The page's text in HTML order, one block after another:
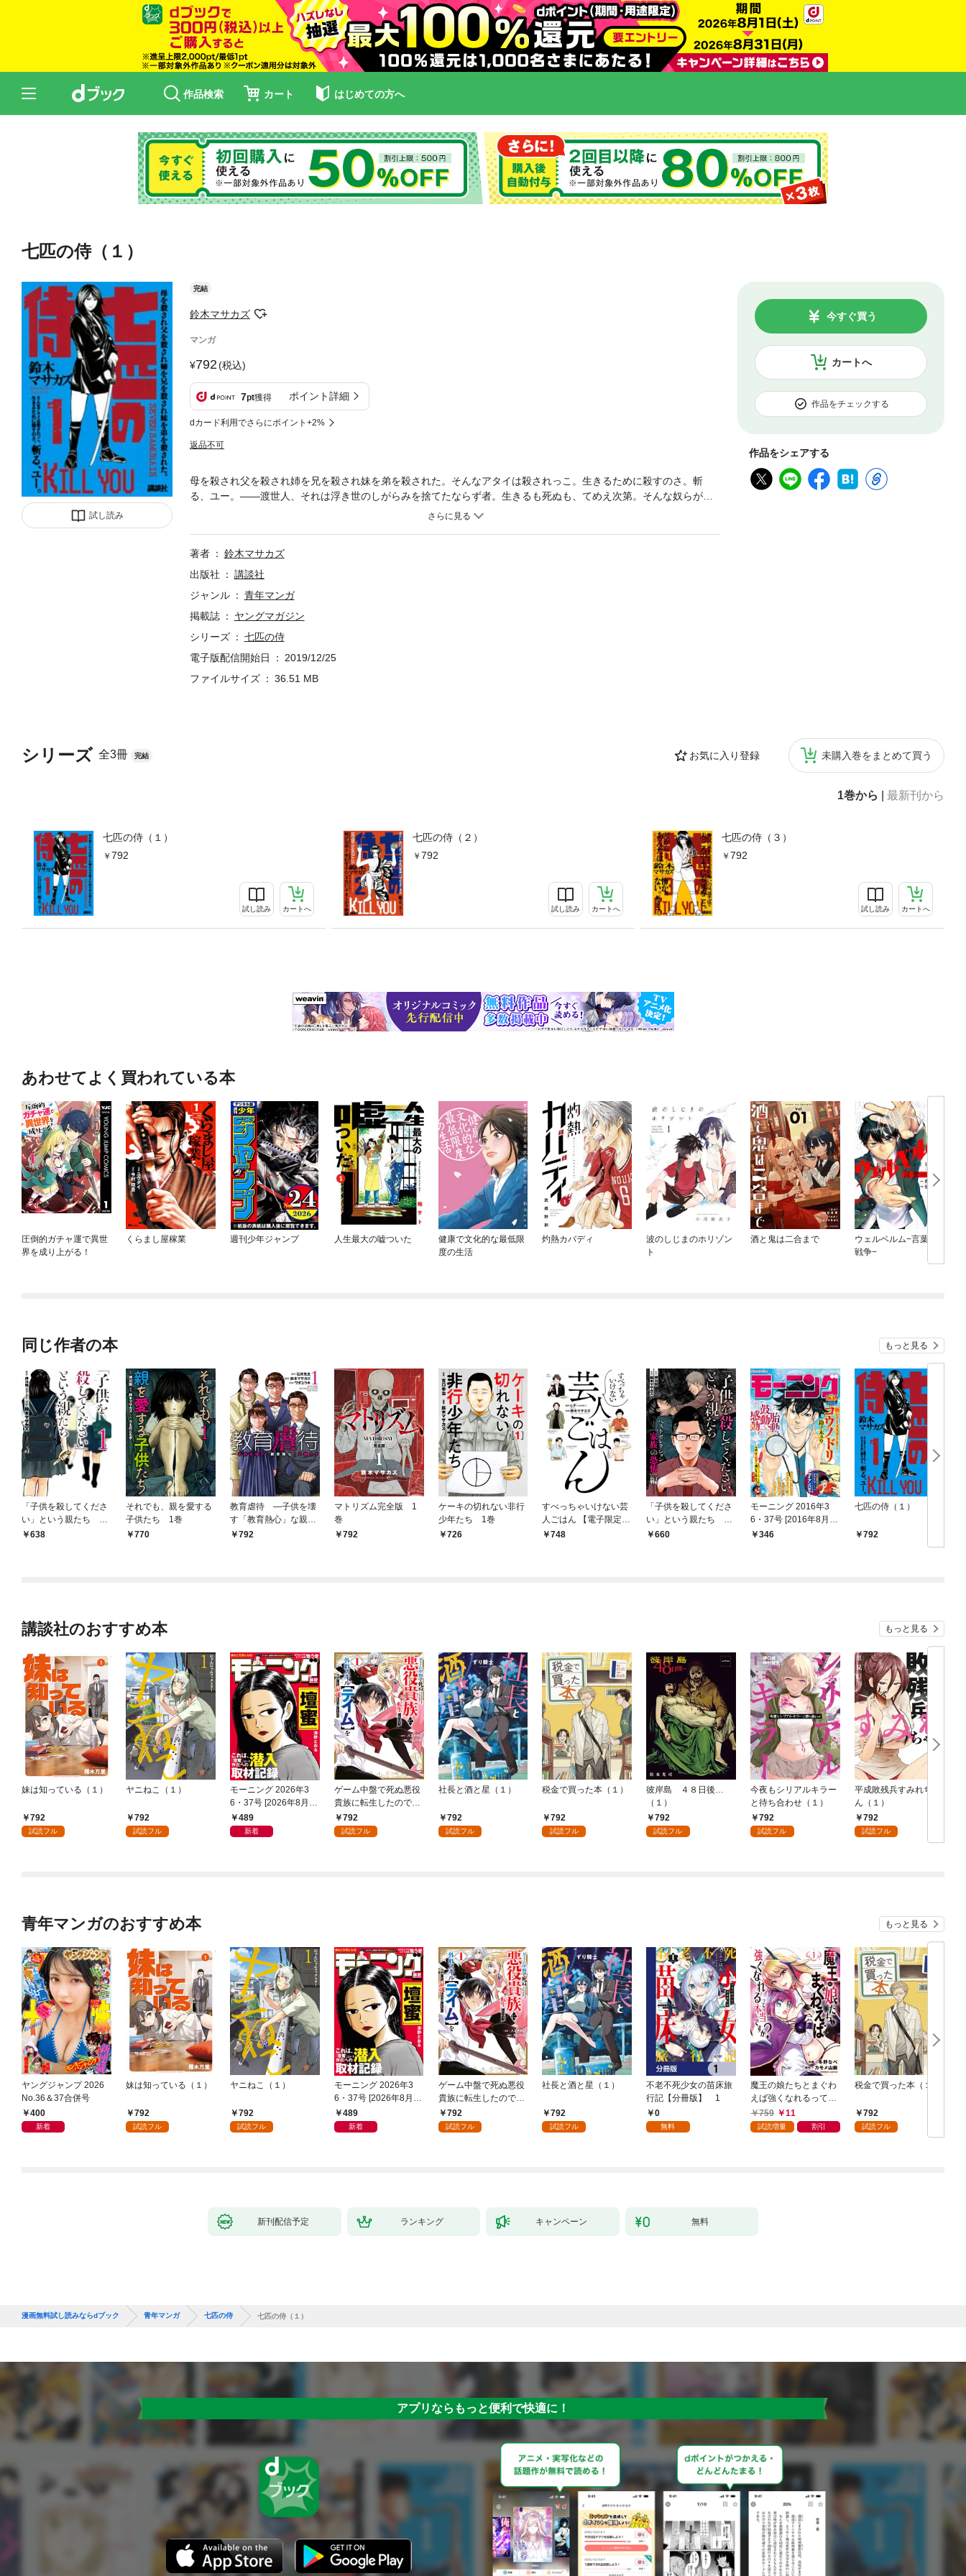
作品検索 カート はじめての方へ
七匹の侍（１）
試し読み
完結
鈴木マサカズ
マンガ
792(税込)
7pt獲得 ポイント詳細
dカード利用でさらにポイント+2%
返品不可
カートへ
今すぐ買う
作品をチェックする
作品をシェアする
シリーズ 全3冊 完結 お気に入り登録 未購入巻をまとめて買う
1巻から 最新刊から
七匹の侍（１）
792
試し読み カートへ
七匹の侍（２）
792
試し読み カートへ
七匹の侍（３）
792
試し読み カートへ
母を殺され父を殺され姉を兄を殺され妹を弟を殺された。そんなアタイは殺されっこ。生きるために殺すのさ。斬
る、ユー。――渡世人、それは浮き世のしがらみを捨てたならず者。生きるも死ぬも、てめえ次第。そんな奴らが跳
梁跋扈（ちょうりょうばっこ）した江戸後期に名を馳せた、極悪非道の女渡世人・宵闇（よいやみ）のお紺（こ
著者
鈴木マサカズ
出版社
講談社
ジャンル
青年マンガ
掲載誌
ヤングマガジン
シリーズ
七匹の侍
電子版配信開始日
2019/12/25
ファイルサイズ
36.51 MB
あわせてよく買われている本
圧倒的ガチャ運で異世
界を成り上がる！
くらまし屋稼業 週刊少年ジャンプ 人生最大の嘘ついた
健康で文化的な最低限
度の生活
灼熱カバディ
波のしじまのホリゾン
ト
酒と鬼は二合まで
ウェルベルム−言葉の
戦争−
同じ作者の本 もっと見る
「子供を殺してくださ
い」という親たち 1
巻638
それでも、親を愛する
子供たち 1巻
770
教育虐待 —子供を壊
す「教育熱心」な親た
ち 1巻
792
マトリズム完全版 1
巻
792
ケーキの切れない非行
少年たち 1巻
726
すべっちゃいけない芸
人ごはん 【電子限定お
まけ付き】
748
「子供を殺してくださ
い」という親たち ベ
ストセレクションーー
660
モーニング 2016年3
6・37号 [2016年8月4
日発売]
346
七匹の侍（１）
792
講談社のおすすめ本 もっと見る
妹は知っている（１）
792
試読フル
ヤニねこ（１）
792
試読フル
モーニング 2026年3
6・37号 [2026年8月6
日発売]
489
新着
ゲーム中盤で死ぬ悪役
貴族に転生したので、
外れスキル【テイム】
を駆使して最強を目指
792
試読フル
社長と酒と星（１）
792
試読フル
税金で買った本（１）
792
試読フル
彼岸島 ４８日後…
（１）
792
試読フル
今夜もシリアルキラー
と待ち合わせ（１）
792
試読フル
平成敗残兵すみれちゃ
ん（１）
792
試読フル
青年マンガのおすすめ本 もっと見る
ヤングジャンプ 2026
No.36＆37合併号
400
新着
妹は知っている（１）
792
試読フル
ヤニねこ（１）
792
試読フル
モーニング 2026年3
6・37号 [2026年8月6
日発売]
489
新着
ゲーム中盤で死ぬ悪役
貴族に転生したので、
外れスキル【テイム】
を駆使して最強を目指
792
試読フル
社長と酒と星（１）
792
試読フル
不老不死少女の苗床旅
行記【分冊版】 1
0
無料
魔王の娘たちとまぐわ
えば強くなれるって本
当ですか？【特典ペー
パー付き】【カラーペ
759 11
試読増量 割引
税金で買った本（１）
792
試読フル
新刊配信予定 ランキング キャンペーン 無料
漫画無料試し読みならdブック 青年マンガ 七匹の侍 七匹の侍（１）
アプリならもっと便利で快適に！